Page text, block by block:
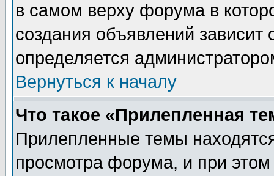
в самом верху форума в
создания объявлений зависит
определяется
Вернуться к началу
Что такое «Прилепленная
Прилепленные темы
просмотра форума, и при